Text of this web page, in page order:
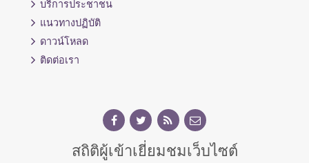
บริการประชาชน
แนวทางปฏิบัติ
ดาวน์โหลด
ติดต่อเรา
สถิติผู้เข้าเยี่ยมชมเว็บไซต์